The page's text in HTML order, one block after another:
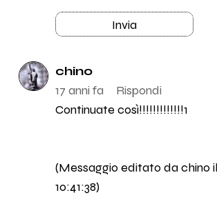
Invia
chino
17 anni fa
Rispondi
Continuate così!!!!!!!!!!!!!1
(Messaggio editato da chino
10:41:38)